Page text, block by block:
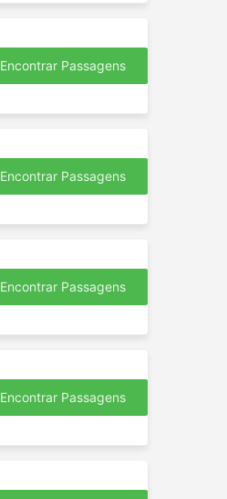
Encontrar Passagens
Encontrar Passagens
Encontrar Passagens
Encontrar Passagens